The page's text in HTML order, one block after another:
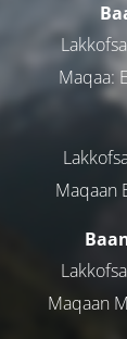
Maqaa:
Maqaan
Maqaan